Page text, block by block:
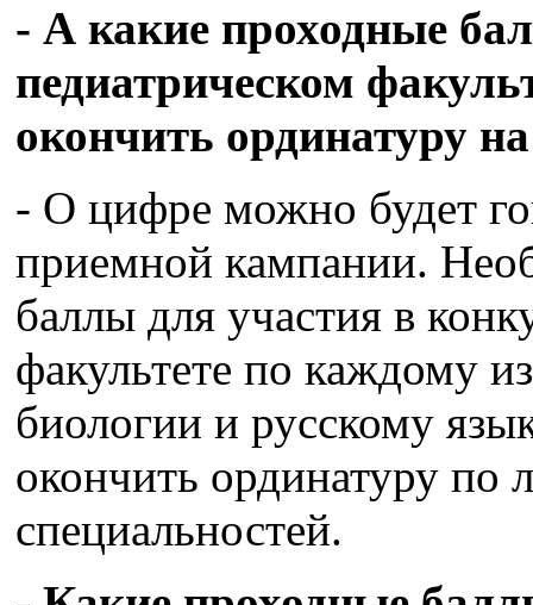
- А какие проходные
педиатрическом
окончить ординатуру
- О цифре можно будет
приемной кампании.
баллы для участия в
факультете по каждому
биологии и русскому
окончить ординатуру
специальностей.